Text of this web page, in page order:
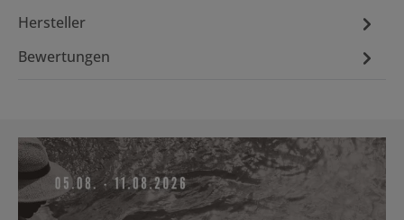
Hersteller
Bewertungen